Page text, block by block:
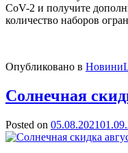
CoV-2 и получите
количество наборов
Опубликовано в Новини
Солнечная
Posted on 05.08.2021